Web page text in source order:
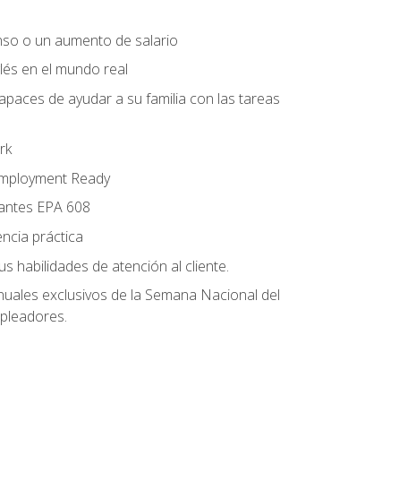
o un aumento de salario
en el mundo real
de ayudar a su familia con las tareas
Ready
EPA 608
práctica
habilidades de atención al cliente.
exclusivos de la Semana Nacional del